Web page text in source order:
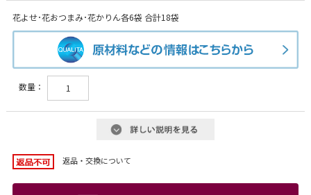
花よせ･花おつまみ･花かりん各6袋 合計18袋
数量：
返品・交換について